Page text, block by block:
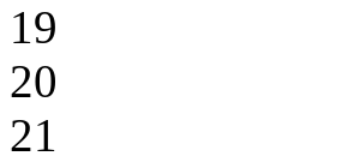
19
20
21